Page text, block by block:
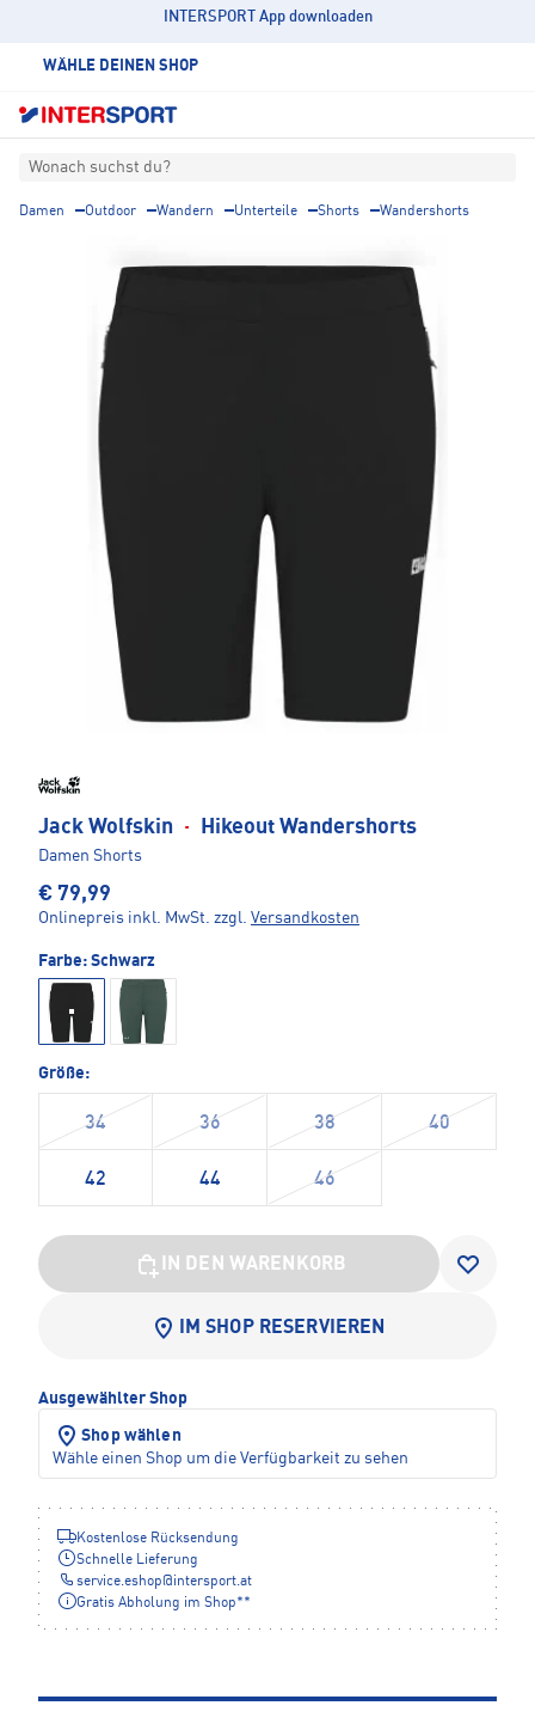
INTERSPORT App downloaden
WÄHLE DEINEN SHOP
Wonach suchst du?
Damen Outdoor Wandern Unterteile Shorts Wandershorts
Jack Wolfskin · Hikeout Wandershorts
Damen Shorts
€ 79,99
Onlinepreis inkl. MwSt. zzgl. Versandkosten
Farbe: Schwarz
Größe:
34 36 38 40
42 44 46
IN DEN WARENKORB
IM SHOP RESERVIEREN
Ausgewählter Shop
Shop wählen
Wähle einen Shop um die Verfügbarkeit zu sehen
Kostenlose Rücksendung
Schnelle Lieferung
service.eshop@ intersport.at
Gratis Abholung im Shop**